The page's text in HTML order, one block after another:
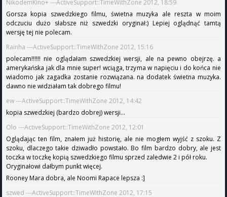
NikodemKino+ ---ActiveSupport::TimeWithZone 2012, 18:59
Gorsza kopia szwedzkiego filmu, świetna muzyka ale reszta w moim
odczuciu dużo słabsze niż szwedzki oryginał:) Lepiej oglądnąć tamtą
wersję tej nie polecam.
Rainha ---ActiveSupport::TimeWithZone 2012, 15:16
polecam!!!!!! nie oglądałam szwedzkiej wersji, ale na pewno obejrzę. a
amerykańska jak dla mnie super! wciąga, trzyma w napięciu i do końca nie
wiadomo jak zagadka zostanie rozwiązana. na dodatek świetna muzyka.
dawno nie widziałam tak dobrego filmu!
ew ---ActiveSupport::TimeWithZone 2012, 14:42
kopia szwedzkiej (bardzo dobrej) wersji...
Olo ---ActiveSupport::TimeWithZone 2012, 12:01
Oglądając ten film, znałem już historię, ale nie mogłem wyjść z szoku. Z
szoku, dlaczego takie dziwadło powstało. Bo film bardzo dobry, ale jest
toczka w toczkę kopią szwedzkiego filmu sprzed zaledwie 2 i pół roku.
Oryginałowi dałbym punkt więcej.
Rooney Mara dobra, ale Noomi Rapace lepsza :]
szwed ---ActiveSupport::TimeWithZone 2012, 17:15